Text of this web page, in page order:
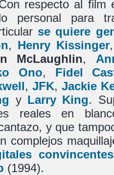
respecto al
personal para
se quiere
, Henry Kissinger
McLaughlin,
Ono, Fidel
, JFK, Jackie
y Larry King.
reales en
y que
complejos
convincentes
(1994).